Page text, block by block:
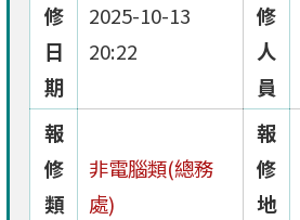
修
日
期
2025-10-13
20:22
修
人
員
報
修
類
非電腦類(總務
處)
報
修
地